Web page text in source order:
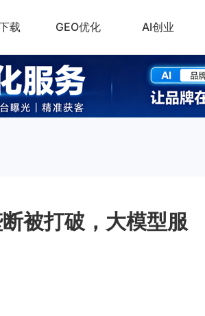
载 GEO优化 AI创业
被打破，大模型服